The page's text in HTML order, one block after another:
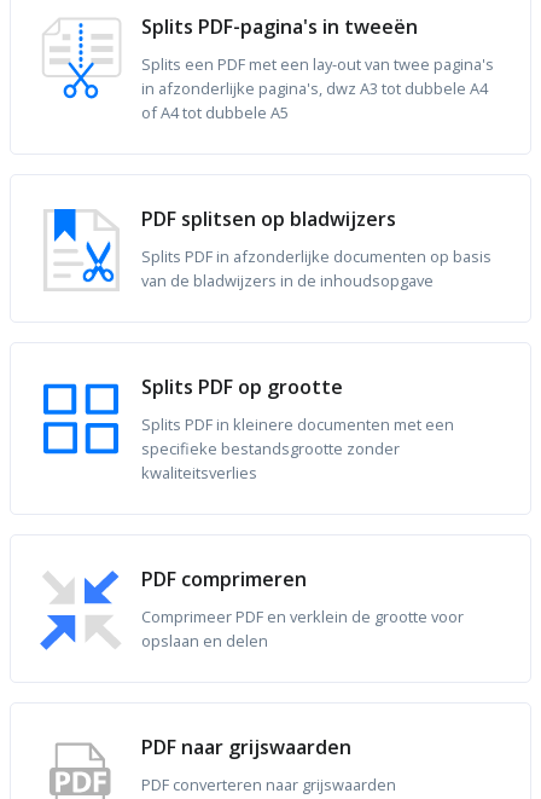
Splits PDF-pagina's in tweeën
Splits een PDF met een lay-out van twee pagina's
in afzonderlijke pagina's, dwz A3 tot dubbele A4
of A4 tot dubbele A5
PDF splitsen op bladwijzers
Splits PDF in afzonderlijke documenten op basis
van de bladwijzers in de inhoudsopgave
Splits PDF op grootte
Splits PDF in kleinere documenten met een
specifieke bestandsgrootte zonder
kwaliteitsverlies
PDF comprimeren
Comprimeer PDF en verklein de grootte voor
opslaan en delen
PDF naar grijswaarden
PDF converteren naar grijswaarden